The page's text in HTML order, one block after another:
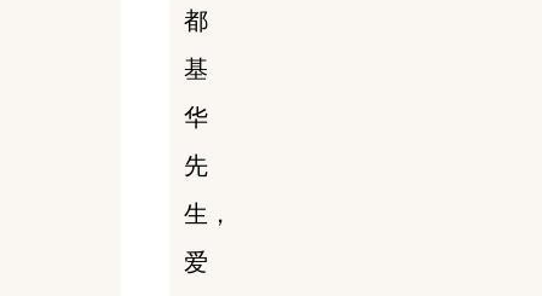
都
基
华
先
生，
爱